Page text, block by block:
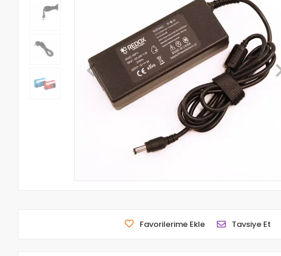
Favorilerime Ekle Tavsiye Et